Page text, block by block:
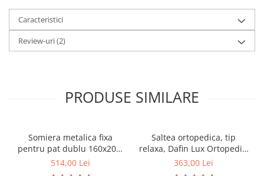
Caracteristici
Review-uri(2)
PRODUSE SIMILARE
Somiera metalica fixa
pentru pat dublu 160x200,
6 picioare, 32 lamele lemn
514,00 Lei
Saltea ortopedica, tip
relaxa, Dafin Lux Ortopedic,
90x200x21cm, fermitate
363,00 Lei